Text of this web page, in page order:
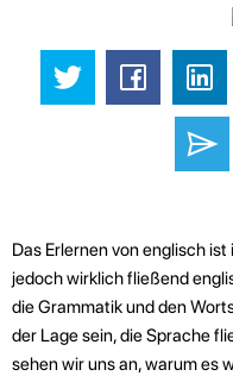
Das Erlernen von englisch
jedoch wirklich fließend
die Grammatik und den
der Lage sein, die Sprache
sehen wir uns an, warum es